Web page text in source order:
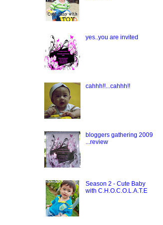
yes..you are invited
cahhh!!...cahhh!!
bloggers gathering 2009
...review
Season 2 - Cute Baby
with C.H.O.C.O.L.A.T.E